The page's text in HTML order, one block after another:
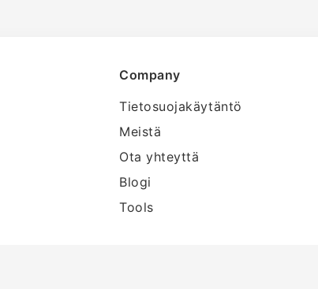
Company
Tietosuojakäytäntö
Meistä
Ota yhteyttä
Blogi
Tools